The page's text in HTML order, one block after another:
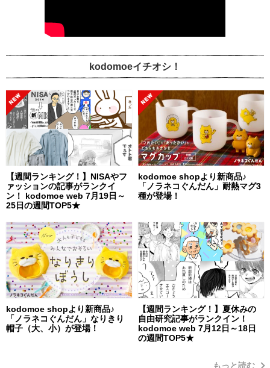
kodomoeイチオシ！
【週間ランキング！】NISAやフ
ァッションの記事がランクイ
ン！ kodomoe web 7月19日～
25日の週間TOP5★
kodomoe shopより新商品♪
「ノラネコぐんだん」耐熱マグ3
種が登場！
kodomoe shopより新商品♪
「ノラネコぐんだん」なりきり
帽子（大、小）が登場！
【週間ランキング！】夏休みの
自由研究記事がランクイン！
kodomoe web 7月12日～18日
の週間TOP5★
もっと読む